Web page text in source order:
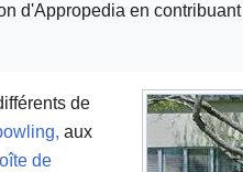
d'Appropedia en contribuant
de
aux
de